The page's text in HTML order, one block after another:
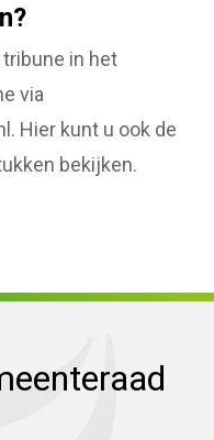
tribune in het
via
Hier kunt u ook de
bekijken.